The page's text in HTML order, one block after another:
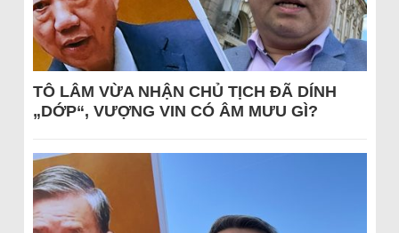
TÔ LÂM VỪA NHẬN CHỦ TỊCH ĐÃ DÍNH
„DỚP“, VƯỢNG VIN CÓ ÂM MƯU GÌ?